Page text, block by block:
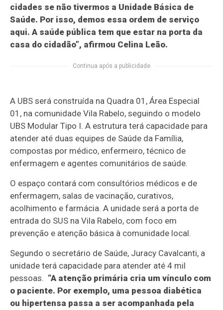
cidades se não tivermos a Unidade Básica de
Saúde. Por isso, demos essa ordem de serviço
aqui. A saúde pública tem que estar na porta da
casa do cidadão”, afirmou Celina Leão.
Continua após a publicidade
A UBS será construída na Quadra 01, Área Especial
01, na comunidade Vila Rabelo, seguindo o modelo
UBS Modular Tipo I. A estrutura terá capacidade para
atender até duas equipes de Saúde da Família,
compostas por médico, enfermeiro, técnico de
enfermagem e agentes comunitários de saúde.
O espaço contará com consultórios médicos e de
enfermagem, salas de vacinação, curativos,
acolhimento e farmácia. A unidade será a porta de
entrada do SUS na Vila Rabelo, com foco em
prevenção e atenção básica à comunidade local.
Segundo o secretário de Saúde, Juracy Cavalcanti, a
unidade terá capacidade para atender até 4 mil
pessoas. “A atenção primária cria um vínculo com
o paciente. Por exemplo, uma pessoa diabética
ou hipertensa passa a ser acompanhada pela